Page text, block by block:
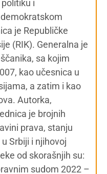
i
je Republičke
(RIK). Generalna je
sa kojim
kao učesnica u
a zatim i kao
Autorka,
je brojnih
prava, stanju
Srbiji i njihovoj
od skorašnjih su:
sudom 2022 –